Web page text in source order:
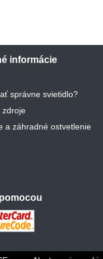
informácie
správne svietidlo?
zdroje
a záhradné ostvetlenie